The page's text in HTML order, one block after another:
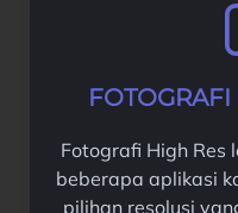
FOTOGRAFI
Fotografi High
beberapa aplikasi
pilihan resolusi